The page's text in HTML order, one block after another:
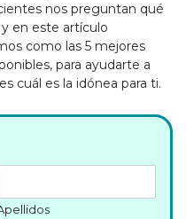
nos preguntan qué
en este artículo
como las 5 mejores
para ayudarte a
cuál es la idónea para ti.